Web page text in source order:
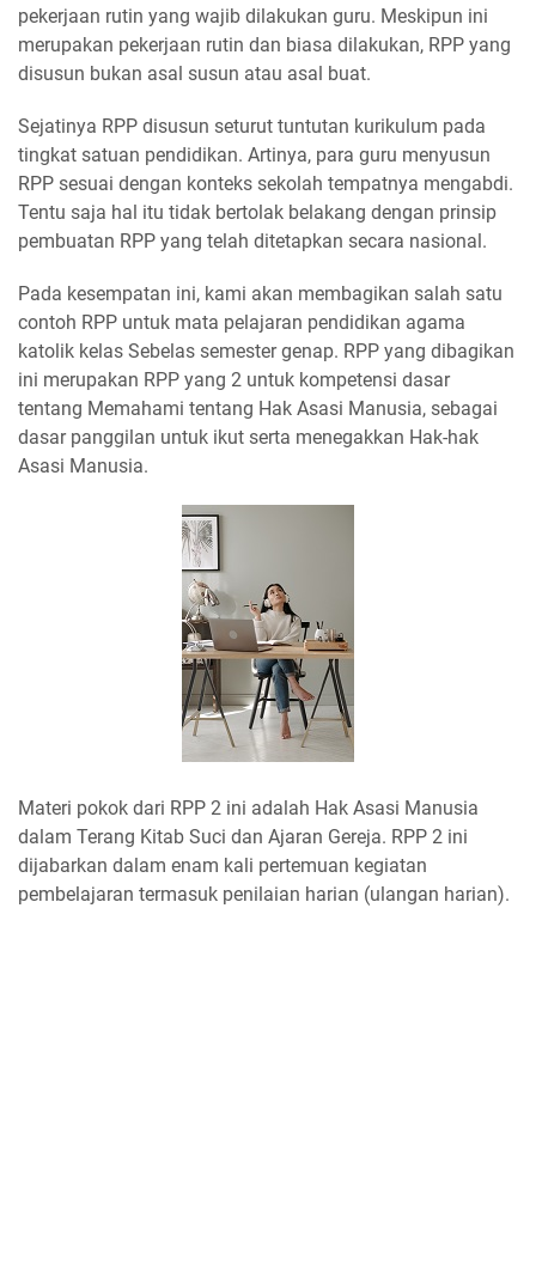
pekerjaan rutin yang wajib dilakukan guru. Meskipun ini
merupakan pekerjaan rutin dan biasa dilakukan, RPP yang
disusun bukan asal susun atau asal buat.
Sejatinya RPP disusun seturut tuntutan kurikulum pada
tingkat satuan pendidikan. Artinya, para guru menyusun
RPP sesuai dengan konteks sekolah tempatnya mengabdi.
Tentu saja hal itu tidak bertolak belakang dengan prinsip
pembuatan RPP yang telah ditetapkan secara nasional.
Pada kesempatan ini, kami akan membagikan salah satu
contoh RPP untuk mata pelajaran pendidikan agama
katolik kelas Sebelas semester genap. RPP yang dibagikan
ini merupakan RPP yang 2 untuk kompetensi dasar
tentang Memahami tentang Hak Asasi Manusia, sebagai
dasar panggilan untuk ikut serta menegakkan Hak-hak
Asasi Manusia.
Materi pokok dari RPP 2 ini adalah Hak Asasi Manusia
dalam Terang Kitab Suci dan Ajaran Gereja. RPP 2 ini
dijabarkan dalam enam kali pertemuan kegiatan
pembelajaran termasuk penilaian harian (ulangan harian).